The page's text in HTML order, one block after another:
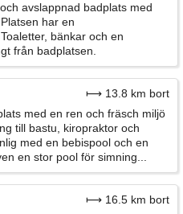
avslappnad badplats med
har en
bänkar och en
från badplatsen.
⟼ 13.8 km bort
med en ren och fräsch miljö
till bastu, kiropraktor och
med en bebispool och en
en stor pool för simning...
⟼ 16.5 km bort